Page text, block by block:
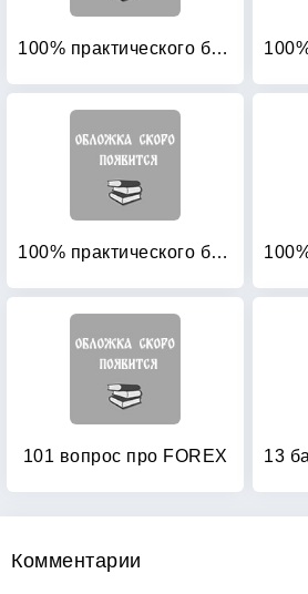
100% практического бюджетирования: Книга 3: Финансовая модель бюджетирования
100% практического бюджетирования: Книга 6: Роль генерального директора в бюджетировании
101 вопрос про FOREX
Комментарии